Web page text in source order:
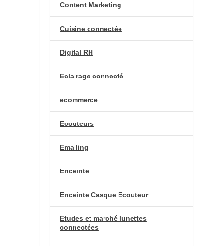
Content Marketing
Cuisine connectée
Digital RH
Eclairage connecté
ecommerce
Ecouteurs
Emailing
Enceinte
Enceinte Casque Ecouteur
Etudes et marché lunettes
connectées